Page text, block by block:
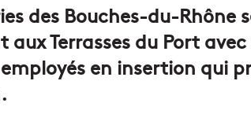
des Bouches-du-
aux Terrasses du Port
en insertion qui